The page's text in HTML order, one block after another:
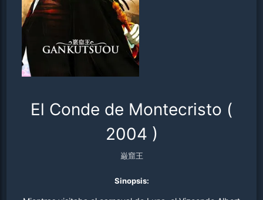
El Conde de Montecristo (
2004 )
巌窟王
Sinopsis: